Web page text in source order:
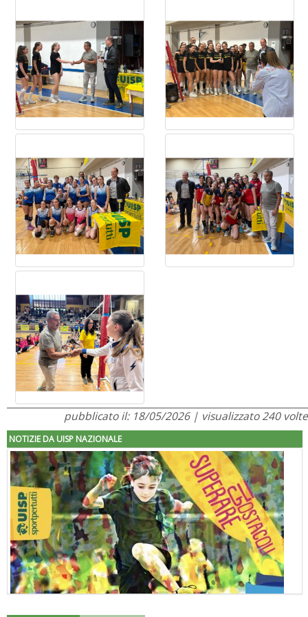
pubblicato il: 18/05/2026 | visualizzato 240 volte
NOTIZIE DA UISP NAZIONALE